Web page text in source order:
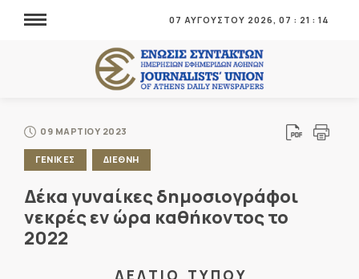
07 ΑΥΓΟΥΣΤΟΥ 2026, 07 : 21 : 14
09 ΜΑΡΤΙΟΥ 2023
ΓΕΝΙΚΕΣ ΔΙΕΘΝΗ
Δέκα γυναίκες δημοσιογράφοι
νεκρές εν ώρα καθήκοντος το
2022